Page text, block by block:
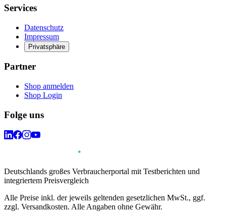
Services
Datenschutz
Impressum
Privatsphäre
Partner
Shop anmelden
Shop Login
Folge uns
Deutschlands großes Verbraucherportal mit Testberichten und
integriertem Preisvergleich
Alle Preise inkl. der jeweils geltenden gesetzlichen MwSt., ggf.
zzgl. Versandkosten. Alle Angaben ohne Gewähr.